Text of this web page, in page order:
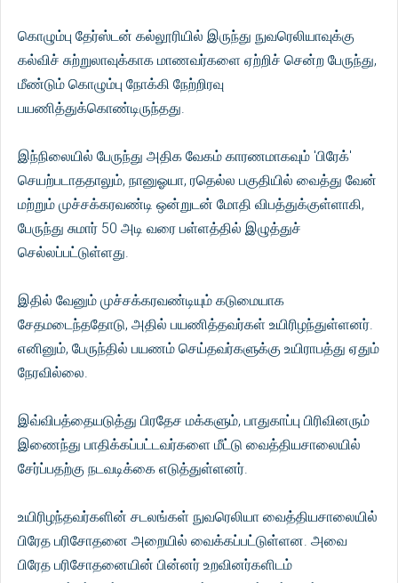
கொழும்பு தேர்ஸ்டன் கல்லூரியில் இருந்து நுவரெலியாவுக்கு
கல்விச் சுற்றுலாவுக்காக மாணவர்களை ஏற்றிச் சென்ற பேருந்து,
மீண்டும் கொழும்பு நோக்கி நேற்றிரவு
பயணித்துக்கொண்டிருந்தது.
இந்நிலையில் பேருந்து அதிக வேகம் காரணமாகவும் 'பிரேக்'
செயற்படாததாலும், நானுஓயா, ரதெல்ல பகுதியில் வைத்து வேன்
மற்றும் முச்சக்கரவண்டி ஒன்றுடன் மோதி விபத்துக்குள்ளாகி,
பேருந்து சுமார் 50 அடி வரை பள்ளத்தில் இழுத்துச்
செல்லப்பட்டுள்ளது.
இதில் வேனும் முச்சக்கரவண்டியும் கடுமையாக
சேதமடைந்ததோடு, அதில் பயணித்தவர்கள் உயிரிழந்துள்ளனர்.
எனினும், பேருந்தில் பயணம் செய்தவர்களுக்கு உயிராபத்து ஏதும்
நேரவில்லை.
இவ்விபத்தையடுத்து பிரதேச மக்களும், பாதுகாப்பு பிரிவினரும்
இணைந்து பாதிக்கப்பட்டவர்களை மீட்டு வைத்தியசாலையில்
சேர்ப்பதற்கு நடவடிக்கை எடுத்துள்ளனர்.
உயிரிழந்தவர்களின் சடலங்கள் நுவரெலியா வைத்தியசாலையில்
பிரேத பரிசோதனை அறையில் வைக்கப்பட்டுள்ளன. அவை
பிரேத பரிசோதனையின் பின்னர் உறவினர்களிடம்